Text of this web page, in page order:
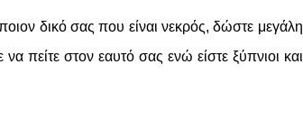
δικό σας που είναι νεκρός, δώστε μεγάλη
πείτε στον εαυτό σας ενώ είστε ξύπνιοι και